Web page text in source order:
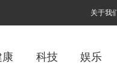
关于我
科技 娱乐